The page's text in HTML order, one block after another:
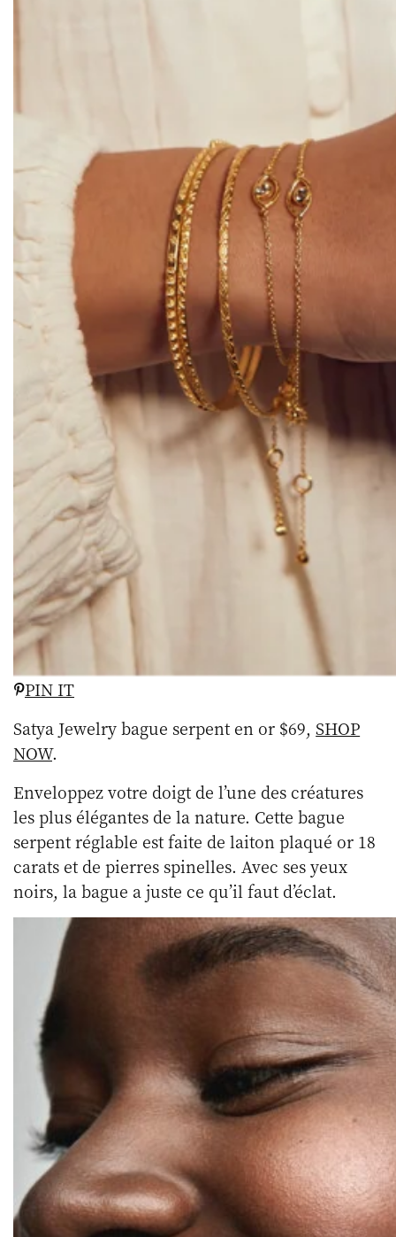
PIN IT
Satya Jewelry bague serpent en or $69,SHOP
NOW.
Enveloppez votre doigt de l’une des créatures
les plus élégantes de la nature. Cette bague
serpent réglable est faite de laiton plaqué or 18
carats et de pierres spinelles. Avec ses yeux
noirs, la bague a juste ce qu’il faut d’éclat.